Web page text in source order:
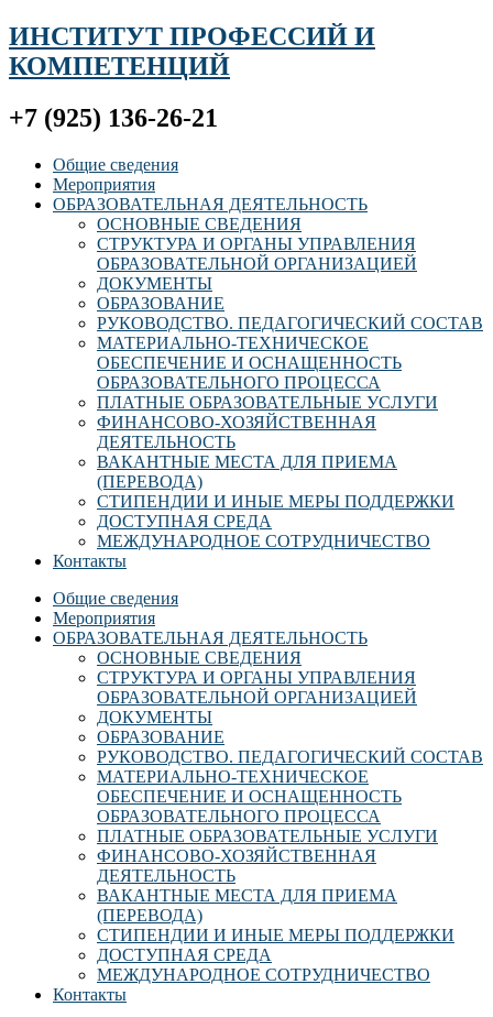
ИНСТИТУТ ПРОФЕССИЙ И
КОМПЕТЕНЦИЙ
+7 (925) 136-26-21
Общие сведения
Мероприятия
ОБРАЗОВАТЕЛЬНАЯ ДЕЯТЕЛЬНОСТЬ
ОСНОВНЫЕ СВЕДЕНИЯ
СТРУКТУРА И ОРГАНЫ УПРАВЛЕНИЯ
ОБРАЗОВАТЕЛЬНОЙ ОРГАНИЗАЦИЕЙ
ДОКУМЕНТЫ
ОБРАЗОВАНИЕ
РУКОВОДСТВО. ПЕДАГОГИЧЕСКИЙ СОСТАВ
МАТЕРИАЛЬНО-ТЕХНИЧЕСКОЕ
ОБЕСПЕЧЕНИЕ И ОСНАЩЕННОСТЬ
ОБРАЗОВАТЕЛЬНОГО ПРОЦЕССА
ПЛАТНЫЕ ОБРАЗОВАТЕЛЬНЫЕ УСЛУГИ
ФИНАНСОВО-ХОЗЯЙСТВЕННАЯ
ДЕЯТЕЛЬНОСТЬ
ВАКАНТНЫЕ МЕСТА ДЛЯ ПРИЕМА
(ПЕРЕВОДА)
СТИПЕНДИИ И ИНЫЕ МЕРЫ ПОДДЕРЖКИ
ДОСТУПНАЯ СРЕДА
МЕЖДУНАРОДНОЕ СОТРУДНИЧЕСТВО
Контакты
Общие сведения
Мероприятия
ОБРАЗОВАТЕЛЬНАЯ ДЕЯТЕЛЬНОСТЬ
ОСНОВНЫЕ СВЕДЕНИЯ
СТРУКТУРА И ОРГАНЫ УПРАВЛЕНИЯ
ОБРАЗОВАТЕЛЬНОЙ ОРГАНИЗАЦИЕЙ
ДОКУМЕНТЫ
ОБРАЗОВАНИЕ
РУКОВОДСТВО. ПЕДАГОГИЧЕСКИЙ СОСТАВ
МАТЕРИАЛЬНО-ТЕХНИЧЕСКОЕ
ОБЕСПЕЧЕНИЕ И ОСНАЩЕННОСТЬ
ОБРАЗОВАТЕЛЬНОГО ПРОЦЕССА
ПЛАТНЫЕ ОБРАЗОВАТЕЛЬНЫЕ УСЛУГИ
ФИНАНСОВО-ХОЗЯЙСТВЕННАЯ
ДЕЯТЕЛЬНОСТЬ
ВАКАНТНЫЕ МЕСТА ДЛЯ ПРИЕМА
(ПЕРЕВОДА)
СТИПЕНДИИ И ИНЫЕ МЕРЫ ПОДДЕРЖКИ
ДОСТУПНАЯ СРЕДА
МЕЖДУНАРОДНОЕ СОТРУДНИЧЕСТВО
Контакты